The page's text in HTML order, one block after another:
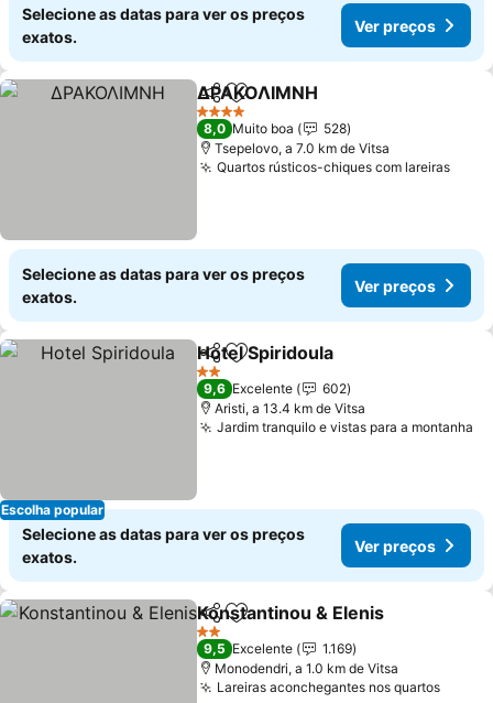
Selecione as datas para ver os preços
exatos.
Ver preços
PartilharAdicionar aos favoritos
ΔΡΑΚΟΛΙΜΝΗ
4 Estrelas
8,0 Muito boa
528
Tsepelovo, a 7.0 km de Vitsa
Quartos rústicos-chiques com lareirasVer
Selecione as datas para ver os preços
exatos.
Ver preços
Escolha popular
PartilharAdicionar aos favoritos
Hotel Spiridoula
2 Estrelas
9,6 Excelente
602
Aristi, a 13.4 km de Vitsa
Jardim tranquilo e vistas para a montanha
Selecione as datas para ver os preços
exatos.
Ver preços
PartilharAdicionar aos favoritos
Konstantinou & Elenis
2 Estrelas
9,5 Excelente
1.169
Monodendri, a 1.0 km de Vitsa
Lareiras aconchegantes nos quartosVer